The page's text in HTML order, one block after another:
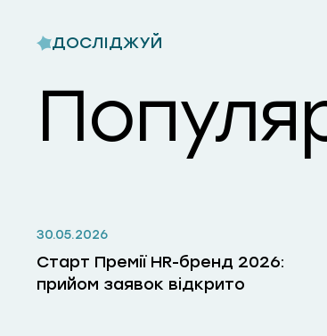
ДОСЛІДЖУЙ
30.05.2026
Старт Премії HR-бренд 2026:
прийом заявок відкрито